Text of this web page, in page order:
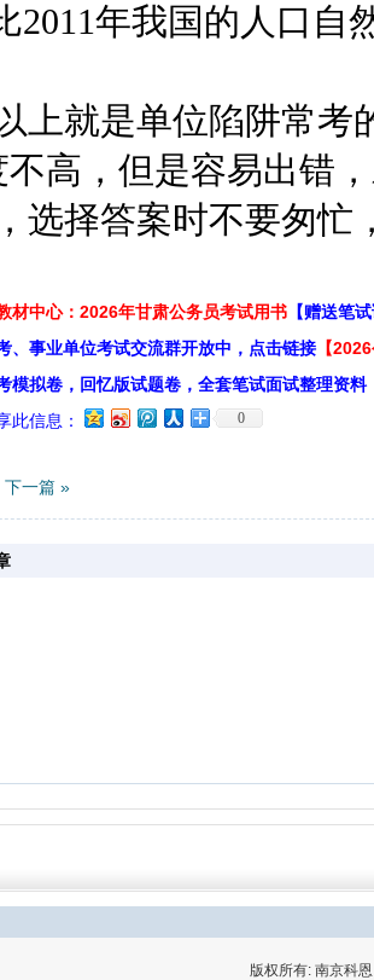
2011年我国的人口自
就是单位陷阱常考
不高，但是容易出错
选择答案时不要匆忙
材中心：2026年甘肃公务员考试用书 【赠送笔
、事业单位考试交流群开放中，点击链接 【
模拟卷，回忆版试题卷，全套笔试面试整理资料
此信息：
0
下一篇 »
版权所有: 南京科